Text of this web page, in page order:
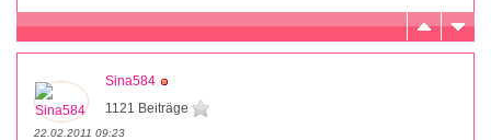
Sina584
1121 Beiträge
22.02.2011 09:23